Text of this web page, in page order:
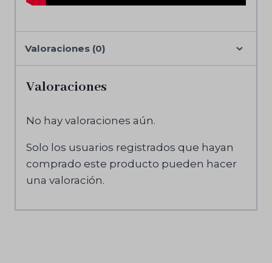
Valoraciones (0)
Valoraciones
No hay valoraciones aún.
Solo los usuarios registrados que hayan
comprado este producto pueden hacer
una valoración.